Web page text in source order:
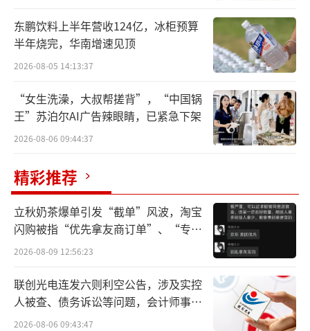
彩。他拥有电子工程博士学位，早年在美国先
后供职于高通与苹果，积累了深厚的通信与测
试功底。2014年归国加入小米，从测试经理、
专家工程师起步，亲手搭建了小米通讯与国际
测试业务团队；2021年升任手机测试部总经
理，全面负责软件测试工作。2023年前后，其
职业轨迹转向区域管理，出任小米深圳区域总
部总经理，并兼任深圳手机研究院院长。
“从区域负责人调回相机部一把手，等于
重新回到产品研发最前线。像这样角色转换如
部也并不多见。”一位小米集团内部人士向蓝
鲸科技记者表示。
东鹏饮料上半年营收124亿，冰柜预算
半年烧完，华南增速见顶
2026-08-05 14:13:37
“女生洗澡，大叔帮搓背”，“中国锅
王”苏泊尔AI广告辣眼睛，已紧急下架
2026-08-06 09:44:37
精彩推荐
立秋奶茶爆单引发“截单”风波，淘宝
闪购被指“优先拿友商订单”、“专挑
贵的拿”
2026-08-09 12:56:23
联创光电连发六则利空公告，涉及实控
人被查、债务诉讼等问题，会计师事务
所曾出具“保留意见”
2026-08-06 09:43:47